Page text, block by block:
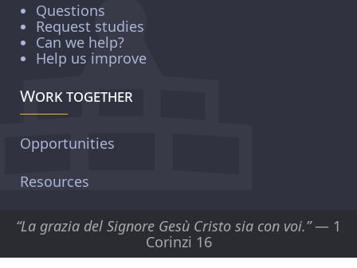
Questions
Request studies
Can we help?
Help us improve
Work together
Opportunities
Resources
“La grazia del Signore Gesù Cristo sia con voi.”— 1
Corinzi 16